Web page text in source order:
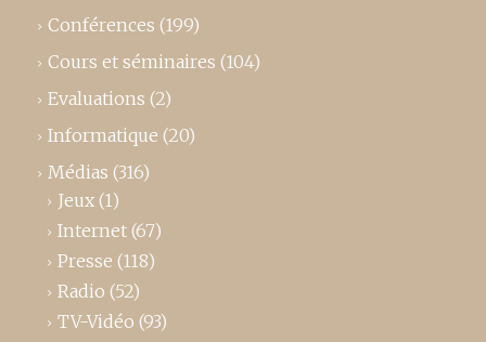
Conférences (199)
Cours et séminaires (104)
Evaluations (2)
Informatique (20)
Médias (316)
Jeux (1)
Internet (67)
Presse (118)
Radio (52)
TV-Vidéo (93)